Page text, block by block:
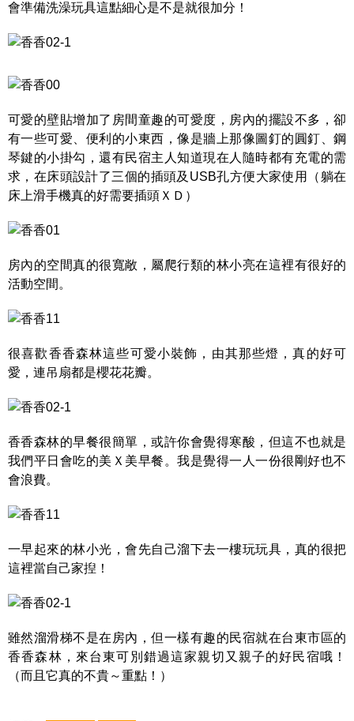
會準備洗澡玩具這點細心是不是就很加分！
可愛的壁貼增加了房間童趣的可愛度，房內的擺設不多，卻
有一些可愛、便利的小東西，像是牆上那像圖釘的圓釘、鋼
琴鍵的小掛勾，還有民宿主人知道現在人隨時都有充電的需
求，在床頭設計了三個的插頭及USB孔方便大家使用（躺在
床上滑手機真的好需要插頭ＸＤ）
房內的空間真的很寬敞，屬爬行類的林小亮在這裡有很好的
活動空間。
很喜歡香香森林這些可愛小裝飾，由其那些燈，真的好可
愛，連吊扇都是櫻花花瓣。
香香森林的早餐很簡單，或許你會覺得寒酸，但這不也就是
我們平日會吃的美Ｘ美早餐。我是覺得一人一份很剛好也不
會浪費。
一早起來的林小光，會先自己溜下去一樓玩玩具，真的很把
這裡當自己家揑！
雖然溜滑梯不是在房內，但一樣有趣的民宿就在台東市區的
香香森林，來台東可別錯過這家親切又親子的好民宿哦！
（而且它真的不貴～重點！）